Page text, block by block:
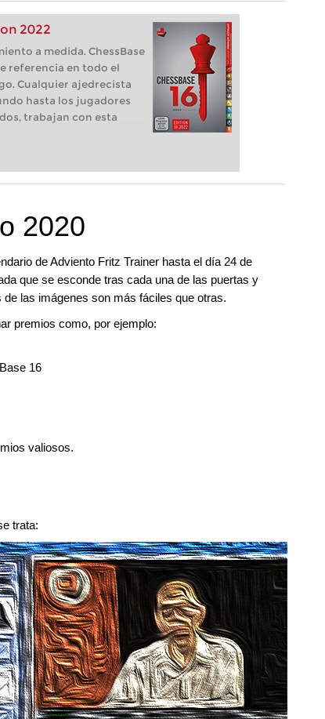
2022
a medida. ChessBase
referencia en todo el
Cualquier ajedrecista
hasta los jugadores
trabajan con esta
2020
de Adviento Fritz Trainer hasta el día 24 de
que se esconde tras cada una de las puertas y
las imágenes son más fáciles que otras.
premios como, por ejemplo:
16
valiosos.
trata: